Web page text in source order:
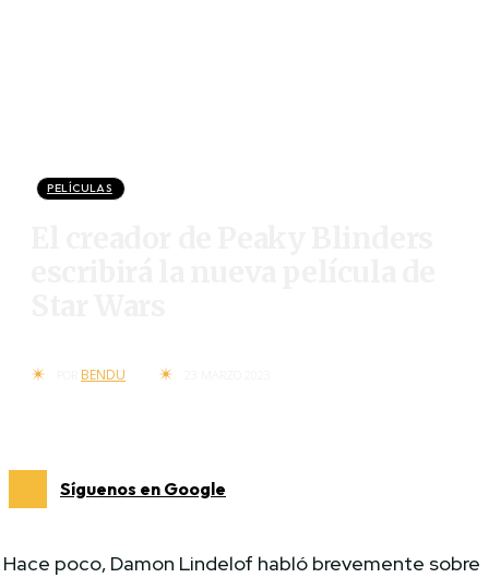
PELÍCULAS
BENDU
Síguenos en Google
Hace poco, Damon Lindelof habló brevemente sobre